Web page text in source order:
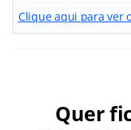
Clique aqui para ver
Quer